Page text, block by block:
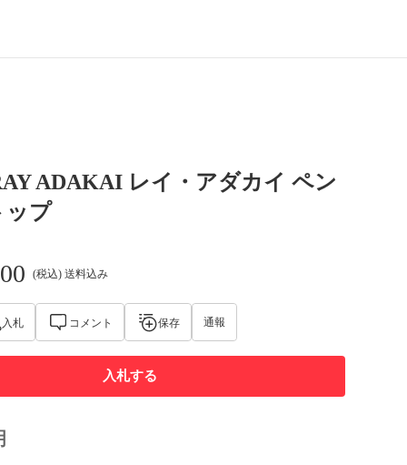
ADAKAI レイ・アダカイ ペン
ップ
(税込) 送料込み
入札 コメント 保存 通報
入札する